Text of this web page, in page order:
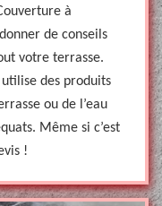
à
de conseils
votre terrasse.
des produits
ou de l’eau
Même si c’est
!